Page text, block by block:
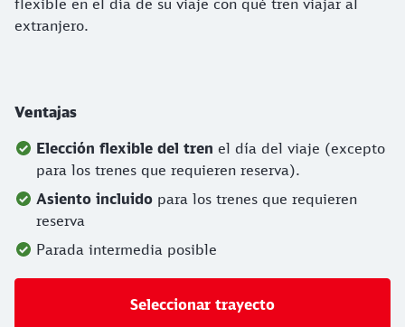
flexible en el día de su viaje con qué tren viajar al
extranjero.
Ventajas
Elección flexible del tren el día del viaje (excepto
para los trenes que requieren reserva).
Asiento incluido para los trenes que requieren
reserva
Parada intermedia posible
Seleccionar trayecto